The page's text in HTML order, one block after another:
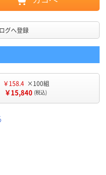
グへ登録
￥158.4 ×100組
￥15,840 (税込)